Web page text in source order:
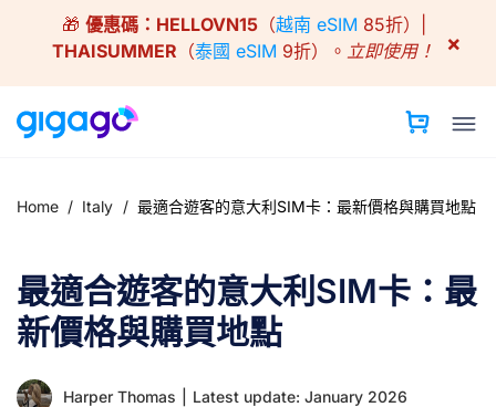
🎁 優惠碼： HELLOVN15（越南 eSIM 85折）|
THAISUMMER （泰國 eSIM 9折）。 立即使用！ ×
Home / Italy / 最適合遊客的意大利SIM卡：最新價格與購買地點
最適合遊客的意大利SIM卡：最
新價格與購買地點
Harper Thomas Latest update: January 2026